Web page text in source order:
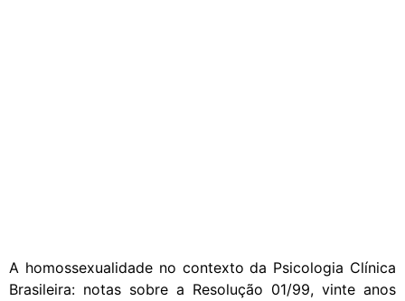
A homossexualidade no contexto da Psicologia Clínica
Brasileira: notas sobre a Resolução 01/99, vinte anos